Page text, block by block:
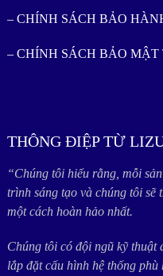
– CHÍNH SÁCH BẢO
– CHÍNH SÁCH BẢO MẬT
THÔNG ĐIỆP TỪ
“Chúng tôi hiểu rằng, mỗi
trình sáng tạo và chúng tôi sẽ
một cách hoàn hảo nhất.
Chúng tôi có đội ngũ kỹ thuật
lắp đặt cấu hình hệ thống